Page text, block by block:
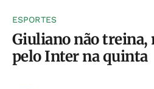
ESPORTES
Giuliano não treina,
pelo Inter na quinta